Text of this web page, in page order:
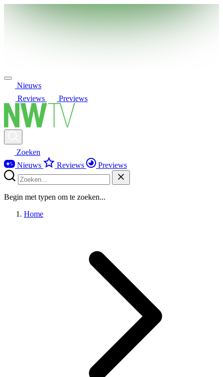
Nieuws
Reviews
Previews
Zoeken
Nieuws
Reviews Previews
Begin met typen om te zoeken...
Home